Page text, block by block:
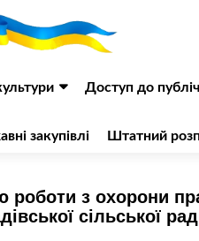
Доступ до
закупівлі Штатний
роботи з охорони
сільської